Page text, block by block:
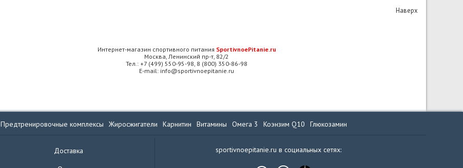
Наверх
Интернет-магазин спортивного питания SportivnoePitanie.ru
Москва, Ленинский пр-т, 82/2
Тел.: +7 (499) 550-95-98, 8 (800) 350-86-98
E-mail: info@sportivnoepitanie.ru
Предтренировочные комплексы Жиросжигатели Карнитин Витамины Омега 3 Коэнзим Q10 Глюкозамин
Доставка
sportivnoepitanie.ru в социальных сетях: